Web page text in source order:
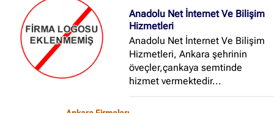
Anadolu Net İnternet Ve Bilişim
Hizmetleri
Anadolu Net İnternet Ve Bilişim
Hizmetleri, Ankara şehrinin
öveçler,çankaya semtinde
hizmet vermektedir...